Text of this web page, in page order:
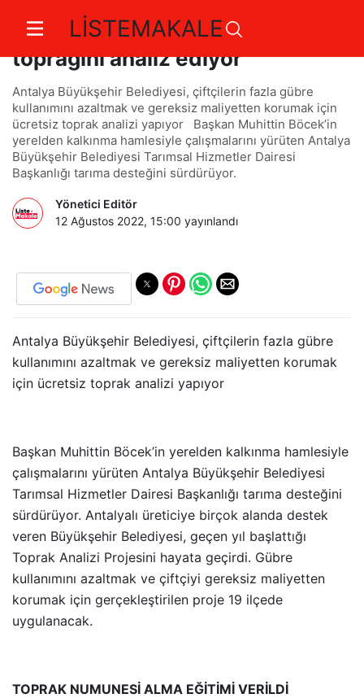
LİSTEMAKALE
Antalya Büyükşehir çiftçinin
toprağını analiz ediyor
Antalya Büyükşehir Belediyesi, çiftçilerin fazla gübre
kullanımını azaltmak ve gereksiz maliyetten korumak için
ücretsiz toprak analizi yapıyor Başkan Muhittin Böcek’in
yerelden kalkınma hamlesiyle çalışmalarını yürüten Antalya
Büyükşehir Belediyesi Tarımsal Hizmetler Dairesi
Başkanlığı tarıma desteğini sürdürüyor.
Yönetici Editör
12 Ağustos 2022, 15:00 yayınlandı
Antalya Büyükşehir Belediyesi, çiftçilerin fazla gübre
kullanımını azaltmak ve gereksiz maliyetten korumak
için ücretsiz toprak analizi yapıyor
Başkan Muhittin Böcek’in yerelden kalkınma hamlesiyle
çalışmalarını yürüten Antalya Büyükşehir Belediyesi
Tarımsal Hizmetler Dairesi Başkanlığı tarıma desteğini
sürdürüyor. Antalyalı üreticiye birçok alanda destek
veren Büyükşehir Belediyesi, geçen yıl başlattığı
Toprak Analizi Projesini hayata geçirdi. Gübre
kullanımını azaltmak ve çiftçiyi gereksiz maliyetten
korumak için gerçekleştirilen proje 19 ilçede
uygulanacak.
TOPRAK NUMUNESİ ALMA EĞİTİMİ VERİLDİ